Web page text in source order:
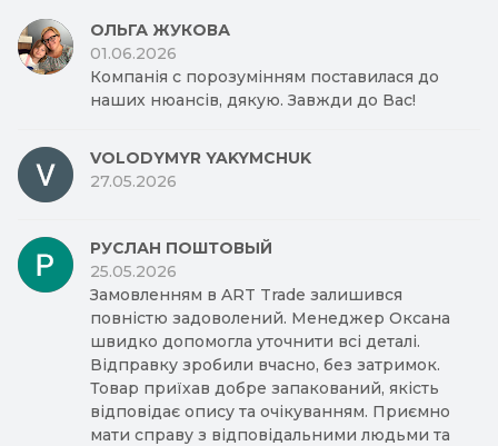
ОЛЬГА ЖУКОВА
01.06.2026
Компанія с порозумінням поставилася до
наших нюансів, дякую. Завжди до Вас!
VOLODYMYR YAKYMCHUK
27.05.2026
РУСЛАН ПОШТОВЫЙ
25.05.2026
Замовленням в ART Trade залишився
повністю задоволений. Менеджер Оксана
швидко допомогла уточнити всі деталі.
Відправку зробили вчасно, без затримок.
Товар приїхав добре запакований, якість
відповідає опису та очікуванням. Приємно
мати справу з відповідальними людьми та